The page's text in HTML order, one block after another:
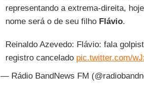
representando a extrema-direita,
nome será o de seu filho Flávio.
Reinaldo Azevedo: Flávio: fala
registro cancelado pic.twitter.com/
— Rádio BandNews FM